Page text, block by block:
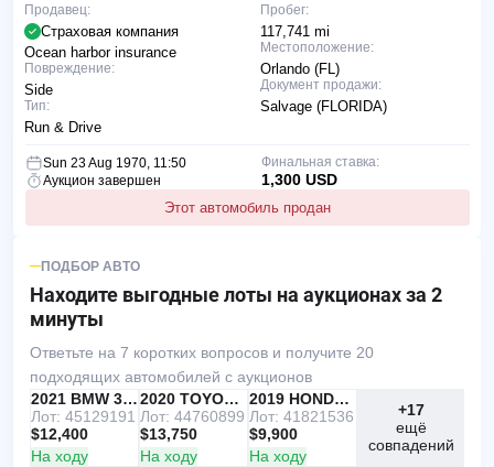
Пробег:
117,741 mi
Местоположение:
Orlando (FL)
Документ продажи:
Salvage (FLORIDA)
Продавец:
Страховая компания
Ocean harbor insurance
Повреждение:
Side
Тип:
Run & Drive
Sun 23 Aug 1970, 11:50
Аукцион завершен
Этот автомобиль продан
Финальная ставка:
1,300 USD
ПОДБОР АВТО
Находите выгодные лоты на аукционах за 2
минуты
Ответьте на 7 коротких вопросов и получите 20
подходящих автомобилей с аукционов
IAAI
РЕКОМЕНДУЕМ
2021 BMW 330I
Лот: 45129191
$12,400
На ходу
IAAI
2020 TOYOTA RAV4
Лот: 44760899
$13,750
На ходу
Copart
2019 HONDA ACCORD
Лот: 41821536
$9,900
На ходу
+17
ещё
совпадений